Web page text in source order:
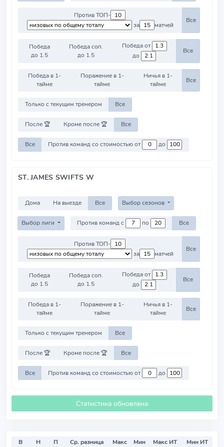
Против ТОП-
за
матчей
Все
Победа
до 1.5
Победа соп.
до 1.5
Победа от
до
Все
Победа в 1-
тайме
Поражение в 1-
тайме
Ничья в 1-
тайме
Все
Только с текущим тренером Все
После 🏆 Кроме после 🏆 Все
Все Против команд со стоимостью от до
ST. JAMES SWIFTS W
Дома На выезде Все Выбор сезонов
Выбор лиги Против команд с по Все
Против ТОП-
за
матчей
Все
Победа
до 1.5
Победа соп.
до 1.5
Победа от
до
Все
Победа в 1-
тайме
Поражение в 1-
тайме
Ничья в 1-
тайме
Все
Только с текущим тренером Все
После 🏆 Кроме после 🏆 Все
Все Против команд со стоимостью от до
Статистика обновлена
В Н П Ср. разница Макс Мин Макс ИТ
Мин ИТ